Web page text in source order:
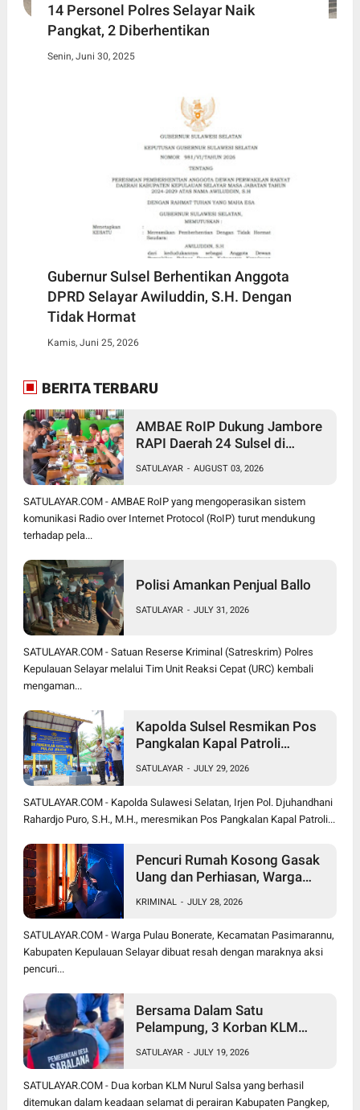
14 Personel Polres Selayar Naik
Pangkat, 2 Diberhentikan
Senin, Juni 30, 2025
Gubernur Sulsel Berhentikan Anggota
DPRD Selayar Awiluddin, S.H. Dengan
Tidak Hormat
Kamis, Juni 25, 2026
BERITA TERBARU
AMBAE RoIP Dukung Jambore
RAPI Daerah 24 Sulsel di
SATULAYAR - AUGUST 03, 2026
SATULAYAR.COM - AMBAE RoIP yang mengoperasikan sistem
komunikasi Radio over Internet Protocol (RoIP) turut mendukung
terhadap pela...
Polisi Amankan Penjual Ballo
SATULAYAR - JULY 31, 2026
SATULAYAR.COM - Satuan Reserse Kriminal (Satreskrim) Polres
Kepulauan Selayar melalui Tim Unit Reaksi Cepat (URC) kembali
mengaman...
Kapolda Sulsel Resmikan Pos
Pangkalan Kapal Patroli
SATULAYAR - JULY 29, 2026
SATULAYAR.COM - Kapolda Sulawesi Selatan, Irjen Pol. Djuhandhani
Rahardjo Puro, S.H., M.H., meresmikan Pos Pangkalan Kapal Patroli...
Pencuri Rumah Kosong Gasak
Uang dan Perhiasan, Warga
Rupiah
KRIMINAL - JULY 28, 2026
SATULAYAR.COM - Warga Pulau Bonerate, Kecamatan Pasimarannu,
Kabupaten Kepulauan Selayar dibuat resah dengan maraknya aksi
pencuri...
Bersama Dalam Satu
Pelampung, 3 Korban KLM
Hanya Jasmal dan Nurmi
Ditemukan Selamat
SATULAYAR - JULY 19, 2026
SATULAYAR.COM - Dua korban KLM Nurul Salsa yang berhasil
ditemukan dalam keadaan selamat di perairan Kabupaten Pangkep,